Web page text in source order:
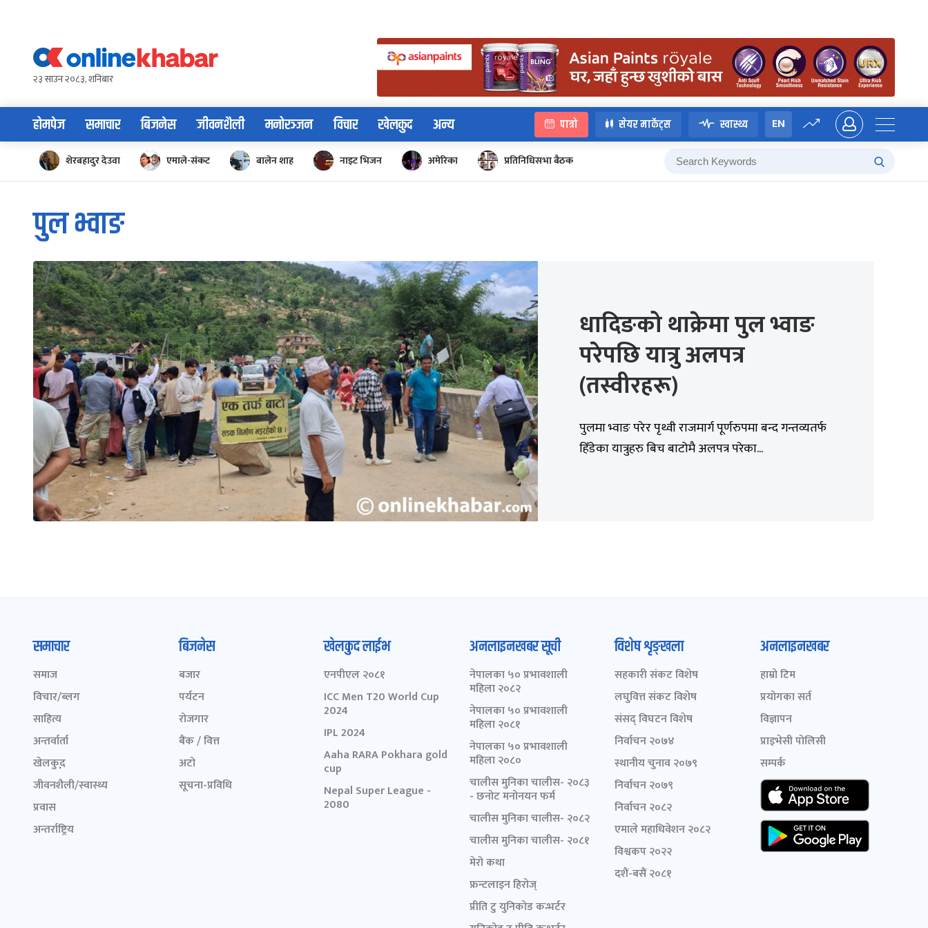
content२३ साउन २०८३, शनिबार
होमपेज समाचार बिजनेस जीवनशैली मनोरञ्जन विचार खेलकुद अन्य पात्रो सेयर मार्केट्स स्वास्थ्य EN
शेरबहादुर देउवा एमाले-संकट बालेन शाह नाइट भिजन अमेरिका प्रतिनिधिसभा बैठक
पुल भ्वाङ
धादिङको थाक्रेमा पुल भ्वाङ
परेपछि यात्रु अलपत्र
(तस्वीरहरू)
पुलमा भ्वाङ परेर पृथ्वी राजमार्ग पूर्णरुपमा बन्द गन्तव्यतर्फ
हिँडेका यात्रुहरु बिच बाटोमै अलपत्र परेका...
समाचार
समाज
विचार/ब्लग
साहित्य
अन्तर्वार्ता
खेलकुद़़
जीवनशैली/स्वास्थ्य
प्रवास
अन्तर्राष्ट्रिय
बिजनेस
बजार
पर्यटन
रोजगार
बैंक / वित्त
अटो
सूचना-प्रविधि
खेलकुद लाईभ
एनपीएल २०८१
ICC Men T20 World Cup
2024
IPL 2024
Aaha RARA Pokhara gold
cup
Nepal Super League -
2080
अनलाइनखबर सूची
नेपालका ५० प्रभावशाली
महिला २०८२
नेपालका ५० प्रभावशाली
महिला २०८१
नेपालका ५० प्रभावशाली
महिला २०८०
चालीस मुनिका चालीस- २०८३
- छनोट मनोनयन फर्म
चालीस मुनिका चालीस- २०८२
चालीस मुनिका चालीस- २०८१
मेरो कथा
फ्रन्टलाइन हिरोज्
प्रीति टु युनिकोड कन्भर्टर
विशेष शृङ्खला
सहकारी संकट विशेष
लघुवित्त संकट विशेष
संसद् विघटन विशेष
निर्वाचन २०७४
स्थानीय चुनाव २०७९
निर्वाचन २०७९
निर्वाचन २०८२
एमाले महाधिवेशन २०८२
विश्वकप २०२२
दशैं-बसैं २०८१
अनलाइनखबर
हाम्रो टिम
प्रयोगका सर्त
विज्ञापन
प्राइभेसी पोलिसी
सम्पर्क